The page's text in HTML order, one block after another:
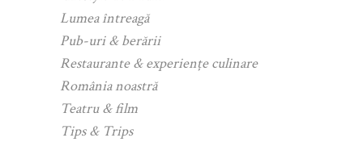
Lumea întreagă
Pub-uri & berării
Restaurante & experiențe culinare
România noastră
Teatru & film
Tips & Trips